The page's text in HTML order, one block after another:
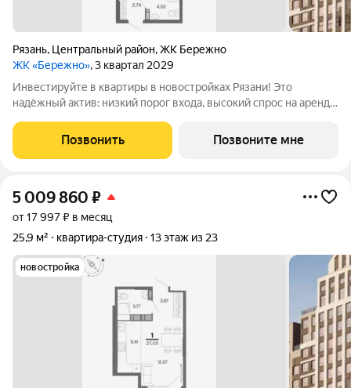
Рязань, Центральный район,ЖК Бережно
ЖК «Бережно», 3 квартал 2029
Инвестируйте в квартиры в новостройках Рязани! Это
надёжный актив: низкий порог входа, высокий спрос на аренду
Жилой квартал «Бережно» это проект класса Бизнес,
созданный с уважением к городу и
Позвонить Позвоните мне
5 009 860 ₽
от 17 997 ₽ в месяц
25,9 м²
квартира-студия 13 этаж из 23
новостройка